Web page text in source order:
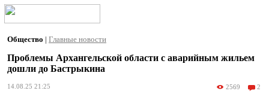
Общество | Главные новости
Проблемы Архангельской области с аварийным жильем
дошли до Бастрыкина
14.08.25 21:25 2569 2